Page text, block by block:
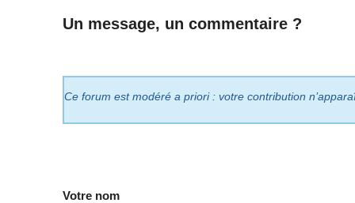
Un message, un commentaire ?
Ce forum est modéré a priori : votre contribution
Votre nom